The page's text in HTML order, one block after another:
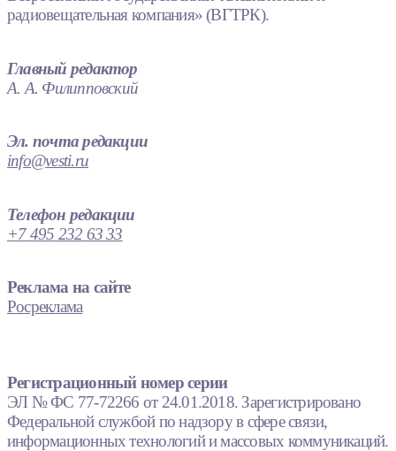
радиовещательная компания» (ВГТРК).
Главный редактор
А. А. Филипповский
Эл. почта редакции
info@vesti.ru
Телефон редакции
+7 495 232 63 33
Реклама на сайте
Росреклама
Регистрационный номер серии
ЭЛ № ФС 77-72266 от 24.01.2018. Зарегистрировано
Федеральной службой по надзору в сфере связи,
информационных технологий и массовых коммуникаций.